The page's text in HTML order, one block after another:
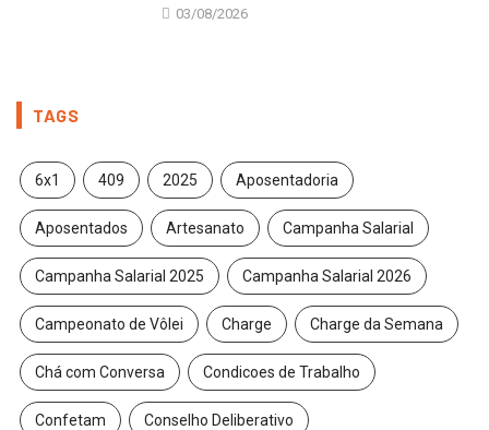
03/08/2026
TAGS
6x1 409 2025 Aposentadoria
Aposentados Artesanato Campanha Salarial
Campanha Salarial 2025 Campanha Salarial 2026
Campeonato de Vôlei Charge Charge da Semana
Chá com Conversa Condicoes de Trabalho
Confetam Conselho Deliberativo